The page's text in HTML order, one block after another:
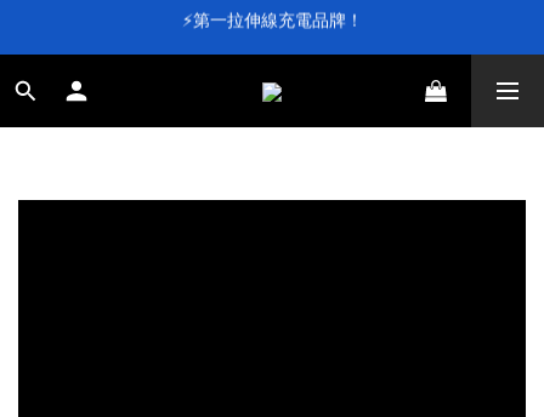
⚡第一拉伸線充電品牌！
⚡第一拉伸線充電品牌！
滿 $4,000 即享免運